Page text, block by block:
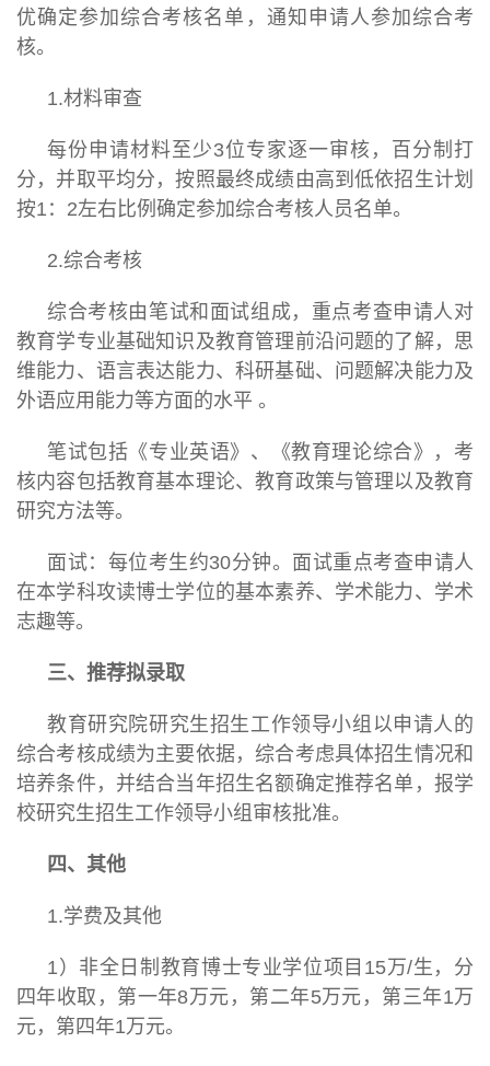
优确定参加综合考核名单，通知申请人参加综合考
核。
1.材料审查
每份申请材料至少3位专家逐一审核，百分制打
分，并取平均分，按照最终成绩由高到低依招生计划
按1：2左右比例确定参加综合考核人员名单。
2.综合考核
综合考核由笔试和面试组成，重点考查申请人对
教育学专业基础知识及教育管理前沿问题的了解，思
维能力、语言表达能力、科研基础、问题解决能力及
外语应用能力等方面的水平 。
笔试包括《专业英语》、《教育理论综合》，考
核内容包括教育基本理论、教育政策与管理以及教育
研究方法等。
面试：每位考生约30分钟。面试重点考查申请人
在本学科攻读博士学位的基本素养、学术能力、学术
志趣等。
三、推荐拟录取
教育研究院研究生招生工作领导小组以申请人的
综合考核成绩为主要依据，综合考虑具体招生情况和
培养条件，并结合当年招生名额确定推荐名单，报学
校研究生招生工作领导小组审核批准。
四、其他
1.学费及其他
1）非全日制教育博士专业学位项目15万/生，分
四年收取，第一年8万元，第二年5万元，第三年1万
元，第四年1万元。